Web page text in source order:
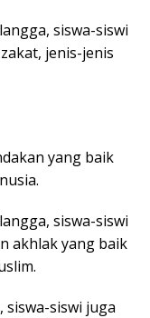
siswa-siswi
jenis-jenis
yang baik
siswa-siswi
akhlak yang baik
siswa-siswi juga